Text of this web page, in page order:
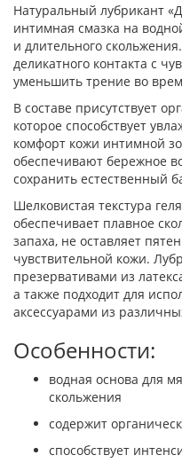
Натуральный лубрикант
интимная смазка на
и длительного
деликатного контакта с
уменьшить трение во
В составе присутствует
которое способствует
комфорт кожи интимной
обеспечивают бережное
сохранить естественный
Шелковистая текстура
обеспечивает плавное
запаха, не оставляет
чувствительной кожи.
презервативами из
а также подходит для
аксессуарами из
Особенности:
водная основа для
скольжения
содержит
способствует